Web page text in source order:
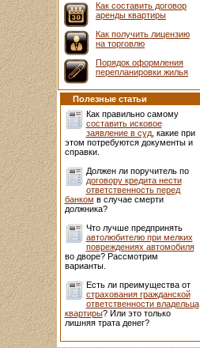
Как составить договор
аренды квартиры
Как получить лицензию
на торговлю
Порядок оформления
перепланировки жилья
Полезные статьи
Как правильно самому
составить исковое
заявление в суд, какие при
этом потребуются документы и
справки.
Должен ли поручитель по
договору кредита нести
ответственность перед
банком в случае смерти
должника?
Что лучше предпринять
автолюбителю при мелких
повреждениях автомобиля
во дворе? Рассмотрим
варианты.
Есть ли преимущества от
страхования гражданской
ответственности владельца
квартиры? Или это только
лишняя трата денег?